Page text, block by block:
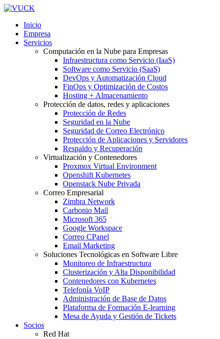
Inicio
Empresa
Servicios
Computación en la Nube para Empresas
Infraestructura como Servicio (IaaS)
Software como Servicio (SaaS)
DevOps y Automatización Cloud
FinOps y Optimización de Costos
Hosting + Almacenamiento
Protección de datos, redes y aplicaciones
Protección de Redes
Seguridad en la Nube
Seguridad de Correo Electrónico
Protección de Aplicaciones y Servidores
Respaldo y Recuperación
Virtualización y Contenedores
Proxmox Virtual Environment
Openshift Kubernetes
Openstack Nube Privada
Correo Empresarial
Zimbra Network
Carbonio Mail
Microsoft 365
Google Workspace
Correo CPanel
Email Marketing
Soluciones Tecnológicas en Software Libre
Monitoreo de Infraestructura
Clusterización y Alta Disponibilidad
Contenedores con Kubernetes
Telefonía VoIP
Administración de Base de Datos
Plataforma de Formación E-learning
Mesa de Ayuda y Gestión de Tickets
Socios
Red Hat